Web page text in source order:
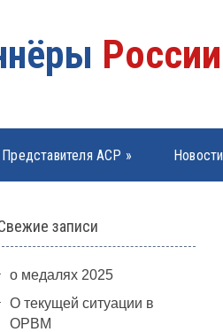
России
АСР » Новости
записи
о медалях 2025
О текущей ситуации в
ОРВМ